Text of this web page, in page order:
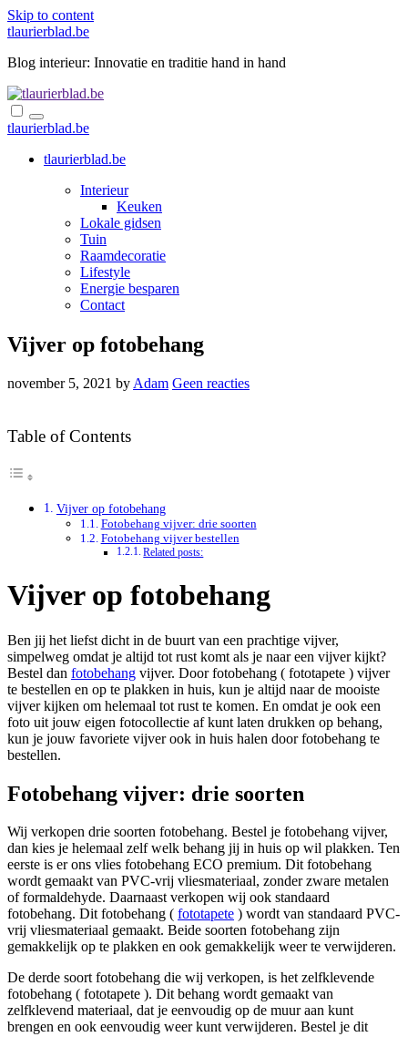
Skip to content
tlaurierblad.be
Blog interieur: Innovatie en traditie hand in hand
tlaurierblad.be
tlaurierblad.be
Interieur
Keuken
Lokale gidsen
Tuin
Raamdecoratie
Lifestyle
Energie besparen
Contact
Vijver op fotobehang
november 5, 2021 by Adam Geen reacties
Table of Contents
Vijver op fotobehang
Fotobehang vijver: drie soorten
Fotobehang vijver bestellen
Related posts:
Vijver op fotobehang
Ben jij het liefst dicht in de buurt van een prachtige vijver,
simpelweg omdat je altijd tot rust komt als je naar een vijver kijkt?
Bestel dan fotobehang vijver. Door fotobehang ( fototapete ) vijver
te bestellen en op te plakken in huis, kun je altijd naar de mooiste
vijver kijken om helemaal tot rust te komen. En omdat je ook een
foto uit jouw eigen fotocollectie af kunt laten drukken op behang,
kun je jouw favoriete vijver ook in huis halen door fotobehang te
bestellen.
Fotobehang vijver: drie soorten
Wij verkopen drie soorten fotobehang. Bestel je fotobehang vijver,
dan kies je helemaal zelf welk behang jij in huis op wil plakken. Ten
eerste is er ons vlies fotobehang ECO premium. Dit fotobehang
wordt gemaakt van PVC-vrij vliesmateriaal, zonder zware metalen
of formaldehyde. Daarnaast verkopen wij ook standaard
fotobehang. Dit fotobehang ( fototapete ) wordt van standaard PVC-
vrij vliesmateriaal gemaakt. Beide soorten fotobehang zijn
gemakkelijk op te plakken en ook gemakkelijk weer te verwijderen.
De derde soort fotobehang die wij verkopen, is het zelfklevende
fotobehang ( fototapete ). Dit behang wordt gemaakt van
zelfklevend materiaal, dat je eenvoudig op de muur aan kunt
brengen en ook eenvoudig weer kunt verwijderen. Bestel je dit